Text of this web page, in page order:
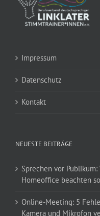
Impressum
Datenschutz
Kontakt
NEUESTE BEITRÄGE
Sprechen vor Publikum:
Homeoffice beachten
Online-Meeting: 5
Kamera und Mikrofon